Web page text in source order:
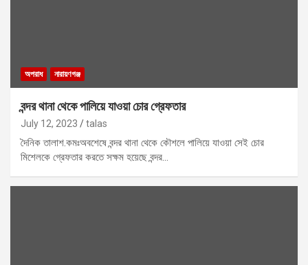
অপরাধ নারায়ণগঞ্জ
বন্দর থানা থেকে পালিয়ে যাওয়া চোর গ্রেফতার
July 12, 2023 talas
দৈনিক তালাশ.কমঃঅবশেষে বন্দর থানা থেকে কৌশলে পালিয়ে যাওয়া সেই চোর
মিশেলকে গ্রেফতার করতে সক্ষম হয়েছে বন্দর…